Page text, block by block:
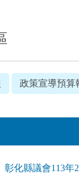
政策宣導預算
彰化縣議會113